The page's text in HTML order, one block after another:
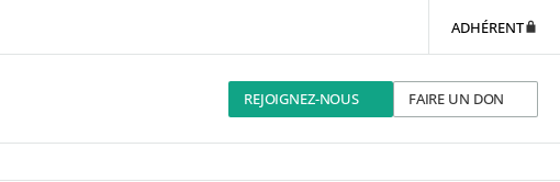
ADHÉRENT
REJOIGNEZ-NOUS FAIRE UN DON